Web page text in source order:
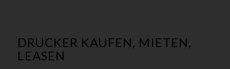
DRUCKER KAUFEN, MIETEN,
LEASEN